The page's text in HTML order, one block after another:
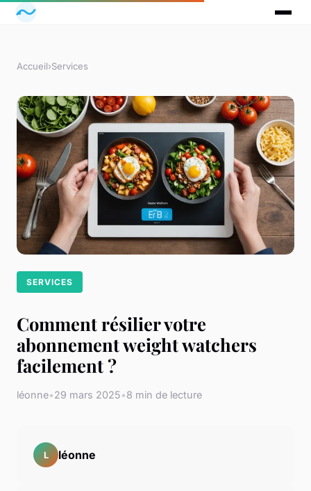
Accueil›Services
SERVICES
Comment résilier votre
abonnement weight watchers
facilement ?
léonne•29 mars 2025•8 min de lecture
L léonne